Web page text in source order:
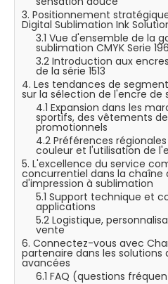
3. Positionnement
Digital Sublimation Ink
3.1 Vue d'ensemble de la
sublimation CMYK Serie
3.2 Introduction aux
de la série 1513
4. Les tendances de
sur la sélection de l'encre de
4.1 Expansion dans les
sportifs, des vêtements
promotionnels
4.2 Préférences
couleur et l'utilisation de
5. L'excellence du service
concurrentiel dans la chaîne
d'impression à sublimation
5.1 Support technique et
applications
5.2 Logistique,
vente
6. Connectez-vous avec
partenaire dans les
avancées
6.1 FAQ (questions